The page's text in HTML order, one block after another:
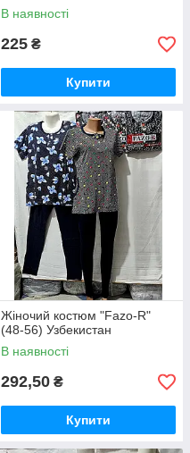
В наявності
225 ₴
Купити
Жіночий костюм "Fazo-R"
(48-56) Узбекистан
В наявності
292,50 ₴
Купити